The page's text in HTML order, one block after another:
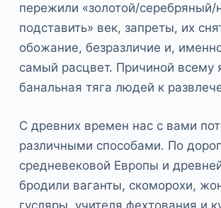
пережили «золотой/серебряный/
подставить» век, запреты, их
обожание, безразличие и,
самый расцвет. Причиной всему
банальная тяга людей к
С древних времен нас с вами
различными способами. По
средневековой Европы и
бродили ваганты, скоморохи,
гусляры, учителя фехтования и